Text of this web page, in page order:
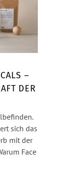
–
DER
sich das
mit der
Face